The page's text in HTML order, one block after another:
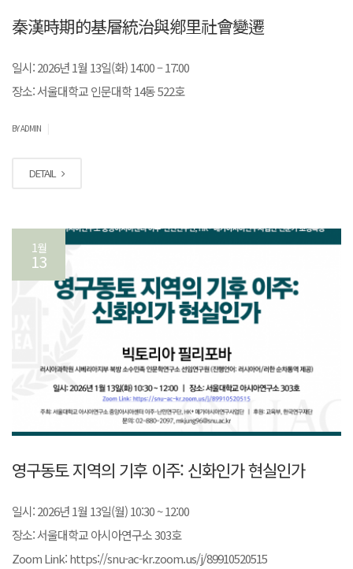
秦漢時期的基層統治與鄕里社會變遷
일시: 2026년 1월 13일(화) 14:00 – 17:00
장소: 서울대학교 인문대학 14동 522호
BY ADMIN
DETAIL
1월
13
영구동토 지역의 기후 이주: 신화인가 현실인가
일시: 2026년 1월 13일(월) 10:30 ~ 12:00
장소: 서울대학교 아시아연구소 303호
Zoom Link: https://snu-ac-kr.zoom.us/j/89910520515